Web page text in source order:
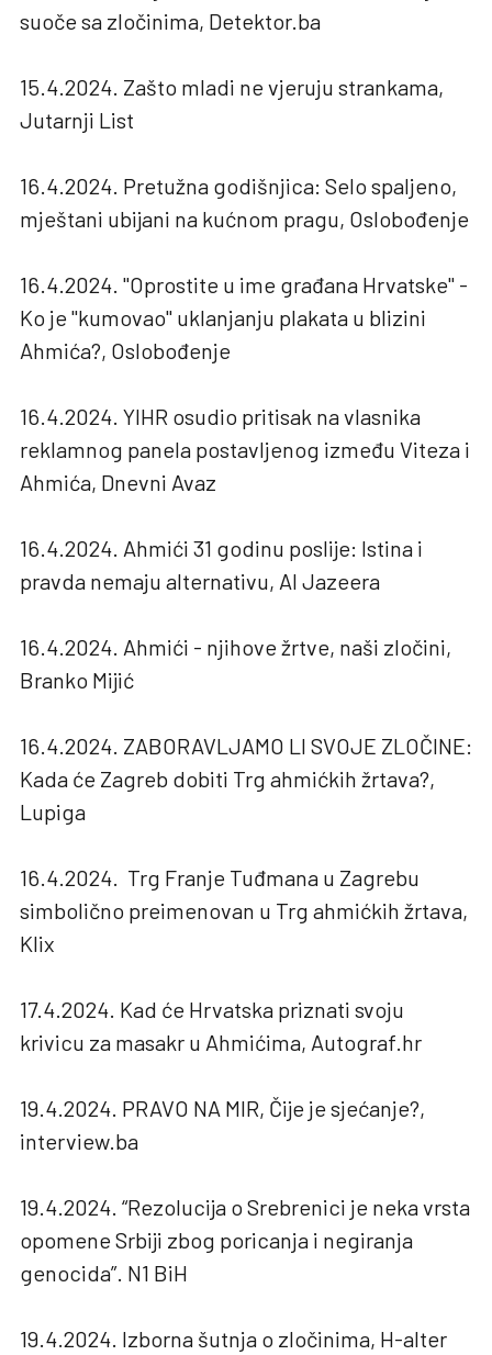
suoče sa zločinima, Detektor.ba
15.4.2024. Zašto mladi ne vjeruju strankama,
Jutarnji List
16.4.2024. Pretužna godišnjica: Selo spaljeno,
mještani ubijani na kućnom pragu, Oslobođenje
16.4.2024. "Oprostite u ime građana Hrvatske" -
Ko je "kumovao" uklanjanju plakata u blizini
Ahmića?, Oslobođenje
16.4.2024. YIHR osudio pritisak na vlasnika
reklamnog panela postavljenog između Viteza i
Ahmića, Dnevni Avaz
16.4.2024. Ahmići 31 godinu poslije: Istina i
pravda nemaju alternativu, Al Jazeera
16.4.2024. Ahmići - njihove žrtve, naši zločini,
Branko Mijić
16.4.2024. ZABORAVLJAMO LI SVOJE ZLOČINE:
Kada će Zagreb dobiti Trg ahmićkih žrtava?,
Lupiga
16.4.2024. Trg Franje Tuđmana u Zagrebu
simbolično preimenovan u Trg ahmićkih žrtava,
Klix
17.4.2024. Kad će Hrvatska priznati svoju
krivicu za masakr u Ahmićima, Autograf.hr
19.4.2024. PRAVO NA MIR, Čije je sjećanje?,
interview.ba
19.4.2024. “Rezolucija o Srebrenici je neka vrsta
opomene Srbiji zbog poricanja i negiranja
genocida”. N1 BiH
19.4.2024. Izborna šutnja o zločinima, H-alter